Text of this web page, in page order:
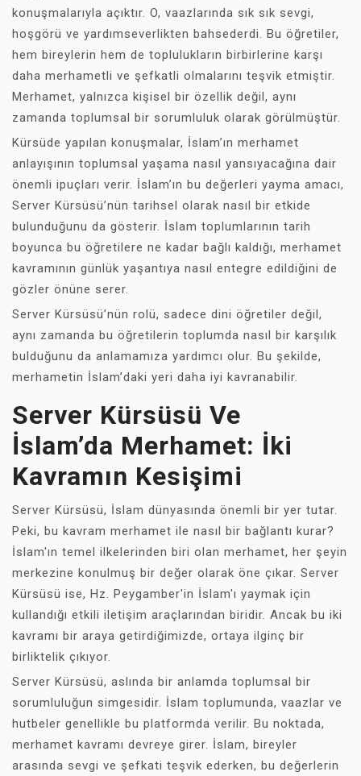
konuşmalarıyla açıktır. O, vaazlarında sık sık sevgi,
hoşgörü ve yardımseverlikten bahsederdi. Bu öğretiler,
hem bireylerin hem de toplulukların birbirlerine karşı
daha merhametli ve şefkatli olmalarını teşvik etmiştir.
Merhamet, yalnızca kişisel bir özellik değil, aynı
zamanda toplumsal bir sorumluluk olarak görülmüştür.
Kürsüde yapılan konuşmalar, İslam’ın merhamet
anlayışının toplumsal yaşama nasıl yansıyacağına dair
önemli ipuçları verir. İslam’ın bu değerleri yayma amacı,
Server Kürsüsü’nün tarihsel olarak nasıl bir etkide
bulunduğunu da gösterir. İslam toplumlarının tarih
boyunca bu öğretilere ne kadar bağlı kaldığı, merhamet
kavramının günlük yaşantıya nasıl entegre edildiğini de
gözler önüne serer.
Server Kürsüsü’nün rolü, sadece dini öğretiler değil,
aynı zamanda bu öğretilerin toplumda nasıl bir karşılık
bulduğunu da anlamamıza yardımcı olur. Bu şekilde,
merhametin İslam’daki yeri daha iyi kavranabilir.
Server Kürsüsü Ve
İslam’da Merhamet: İki
Kavramın Kesişimi
Server Kürsüsü, İslam dünyasında önemli bir yer tutar.
Peki, bu kavram merhamet ile nasıl bir bağlantı kurar?
İslam'ın temel ilkelerinden biri olan merhamet, her şeyin
merkezine konulmuş bir değer olarak öne çıkar. Server
Kürsüsü ise, Hz. Peygamber'in İslam'ı yaymak için
kullandığı etkili iletişim araçlarından biridir. Ancak bu iki
kavramı bir araya getirdiğimizde, ortaya ilginç bir
birliktelik çıkıyor.
Server Kürsüsü, aslında bir anlamda toplumsal bir
sorumluluğun simgesidir. İslam toplumunda, vaazlar ve
hutbeler genellikle bu platformda verilir. Bu noktada,
merhamet kavramı devreye girer. İslam, bireyler
arasında sevgi ve şefkati teşvik ederken, bu değerlerin